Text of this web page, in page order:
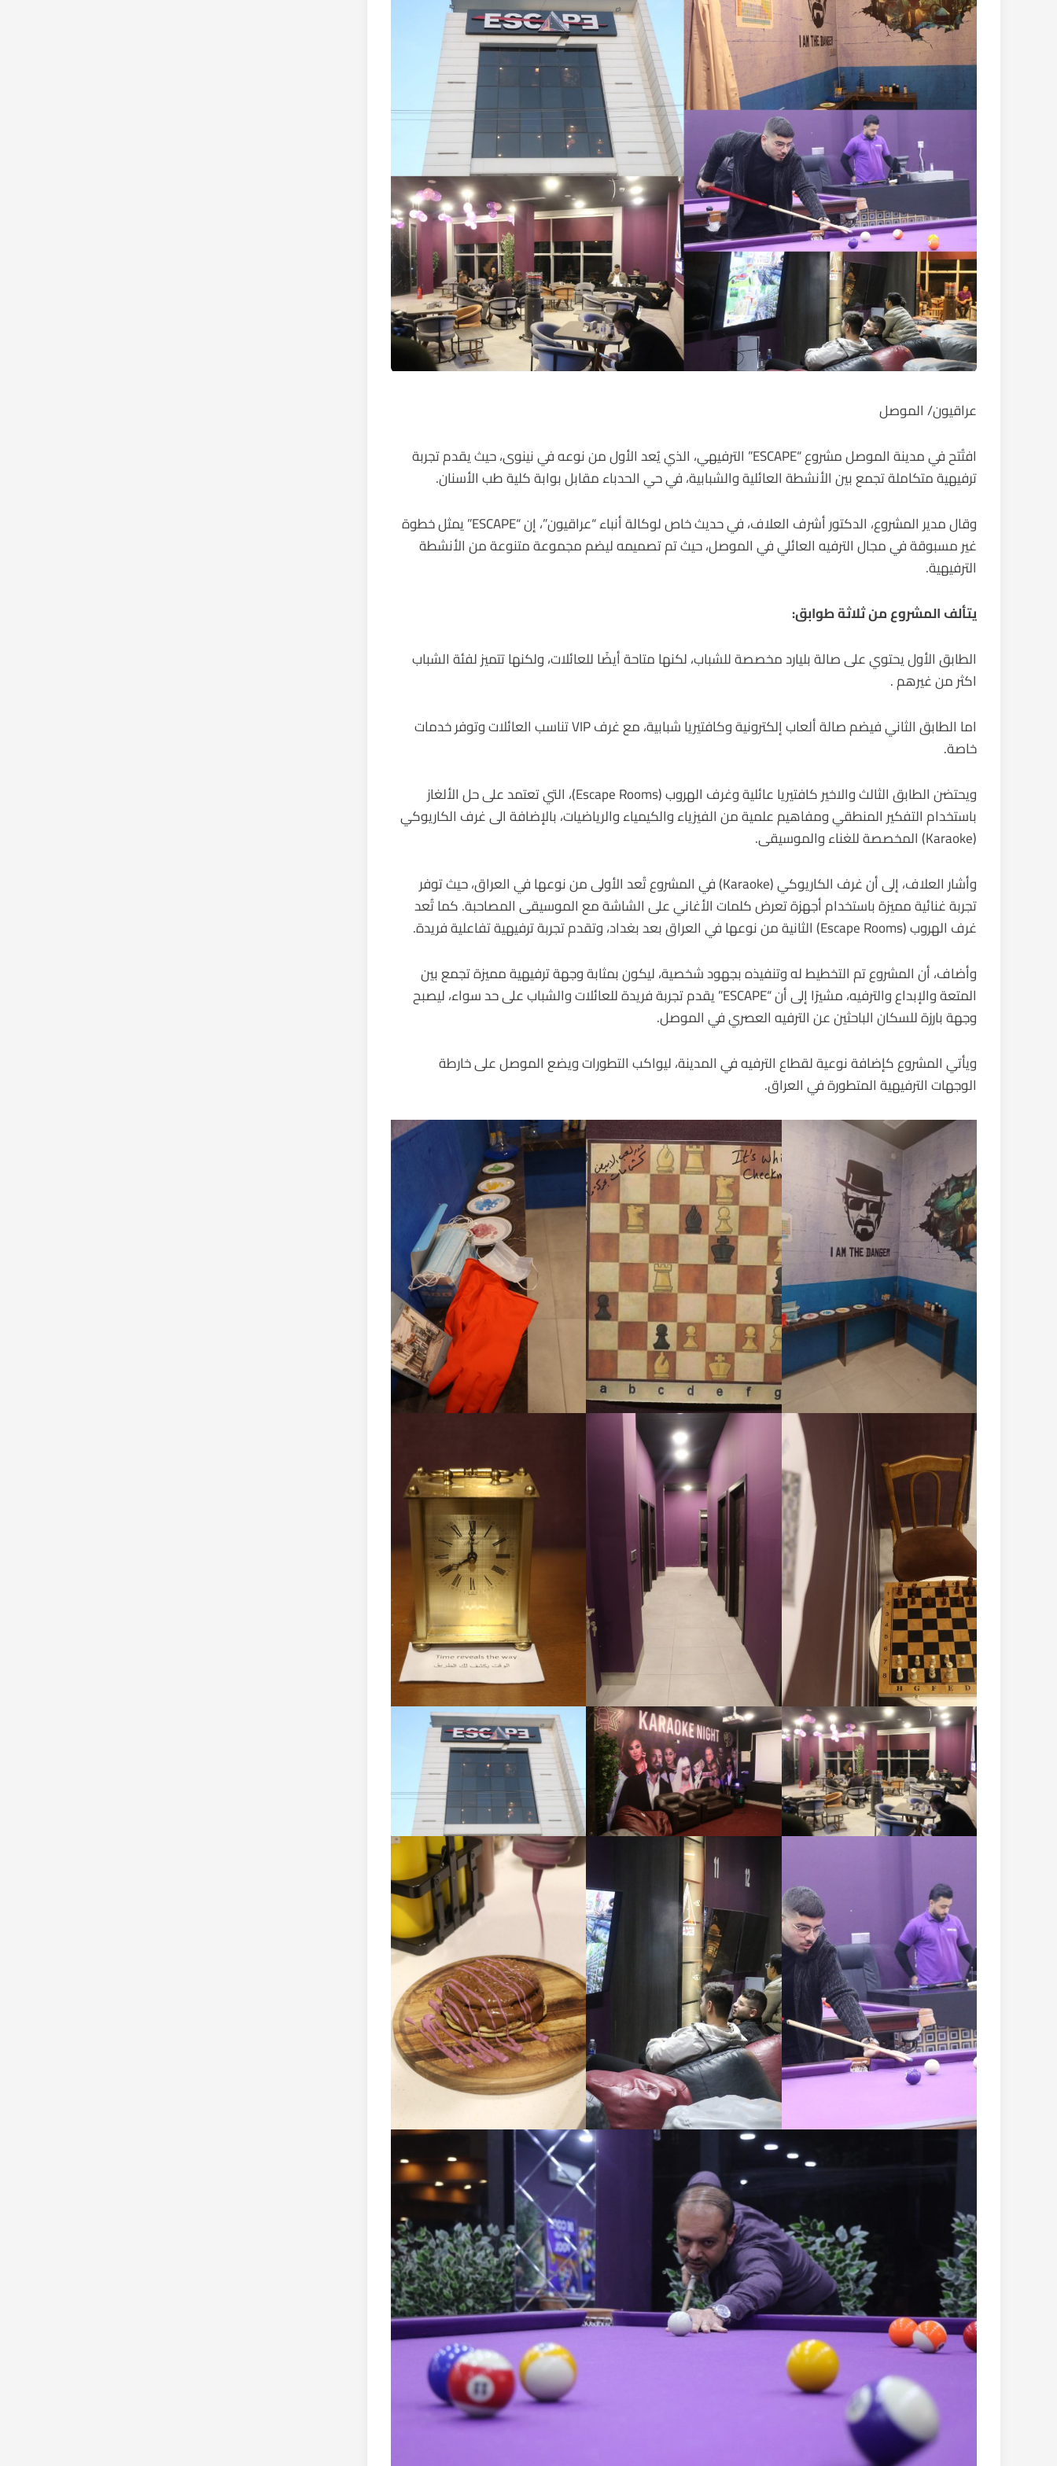
عراقيون/ الموصل
افتُتح في مدينة الموصل مشروع “ESCAPE” الترفيهي، الذي يُعد الأول من نوعه في نينوى، حيث يقدم تجربة
ترفيهية متكاملة تجمع بين الأنشطة العائلية والشبابية، في حي الحدباء مقابل بوابة كلية طب الأسنان.
وقال مدير المشروع، الدكتور أشرف العلاف، في حديث خاص لوكالة أنباء “عراقيون”، إن “ESCAPE” يمثل خطوة
غير مسبوقة في مجال الترفيه العائلي في الموصل، حيث تم تصميمه ليضم مجموعة متنوعة من الأنشطة
الترفيهية.
يتألف المشروع من ثلاثة طوابق:
الطابق الأول يحتوي على صالة بليارد مخصصة للشباب، لكنها متاحة أيضًا للعائلات، ولكنها تتميز لفئة الشباب
اكثر من غيرهم .
اما الطابق الثاني فيضم صالة ألعاب إلكترونية وكافتيريا شبابية، مع غرف VIP تناسب العائلات وتوفر خدمات
خاصة.
ويحتضن الطابق الثالث والاخير كافتيريا عائلية وغرف الهروب (Escape Rooms)، التي تعتمد على حل الألغاز
باستخدام التفكير المنطقي ومفاهيم علمية من الفيزياء والكيمياء والرياضيات، بالإضافة الى غرف الكاريوكي
(Karaoke) المخصصة للغناء والموسيقى.
وأشار العلاف، إلى أن غرف الكاريوكي (Karaoke) في المشروع تُعد الأولى من نوعها في العراق، حيث توفر
تجربة غنائية مميزة باستخدام أجهزة تعرض كلمات الأغاني على الشاشة مع الموسيقى المصاحبة. كما تُعد
غرف الهروب (Escape Rooms) الثانية من نوعها في العراق بعد بغداد، وتقدم تجربة ترفيهية تفاعلية فريدة.
وأضاف، أن المشروع تم التخطيط له وتنفيذه بجهود شخصية، ليكون بمثابة وجهة ترفيهية مميزة تجمع بين
المتعة والإبداع والترفيه، مشيرًا إلى أن “ESCAPE” يقدم تجربة فريدة للعائلات والشباب على حد سواء، ليصبح
وجهة بارزة للسكان الباحثين عن الترفيه العصري في الموصل.
ويأتي المشروع كإضافة نوعية لقطاع الترفيه في المدينة، ليواكب التطورات ويضع الموصل على خارطة
الوجهات الترفيهية المتطورة في العراق.